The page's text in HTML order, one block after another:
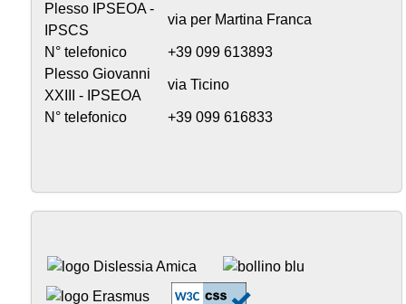
Plesso IPSEOA -
IPSCS
via per Martina Franca
N° telefonico
+39 099 613893
Plesso Giovanni
XXIII - IPSEOA
via Ticino
N° telefonico +39 099 616833